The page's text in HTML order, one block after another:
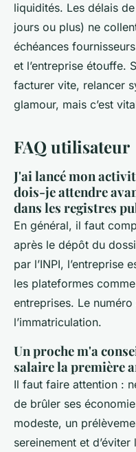
liquidités. Les délais
jours ou plus) ne
échéances
et l’entreprise étouffe.
facturer vite, relancer
glamour, mais c’est
FAQ utilisateur
J'ai lancé mon
dois-je attendre
dans les registres
En général, il faut
après le dépôt du
par l’INPI, l’entreprise
les plateformes
entreprises. Le
l’immatriculation.
Un proche m'a
salaire la première
Il faut faire attention :
de brûler ses
modeste, un
sereinement et d’éviter